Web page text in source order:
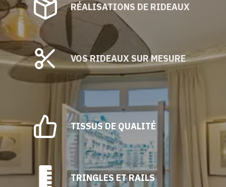
RÉALISATIONS DE RIDEAUX
VOS RIDEAUX SUR MESURE
TISSUS DE QUALITÉ
TRINGLES ET RAILS